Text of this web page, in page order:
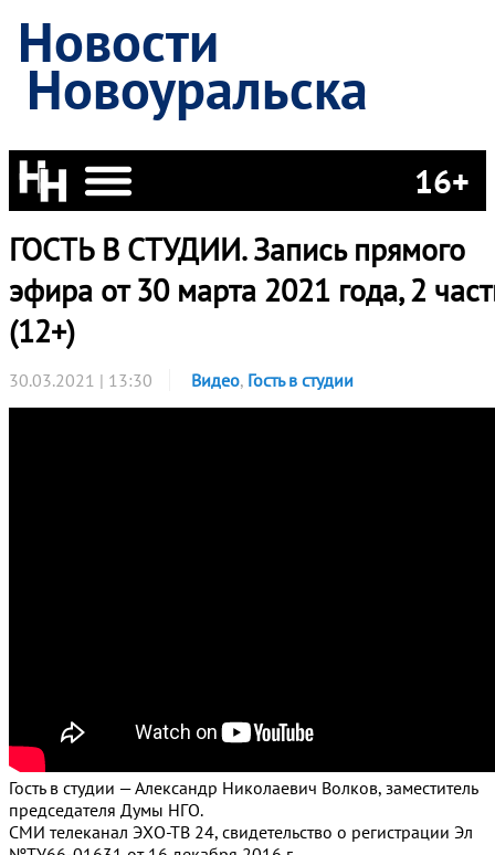
Новости
Новоуральска
16+
ГОСТЬ В СТУДИИ. Запись прямого
эфира от 30 марта 2021 года, 2
(12+)
30.03.2021 | 13:30 Видео, Гость в студии
Гость в студии — Александр Николаевич Волков, заместитель
председателя Думы НГО.
СМИ телеканал ЭХО-ТВ 24, свидетельство о регистрации Эл